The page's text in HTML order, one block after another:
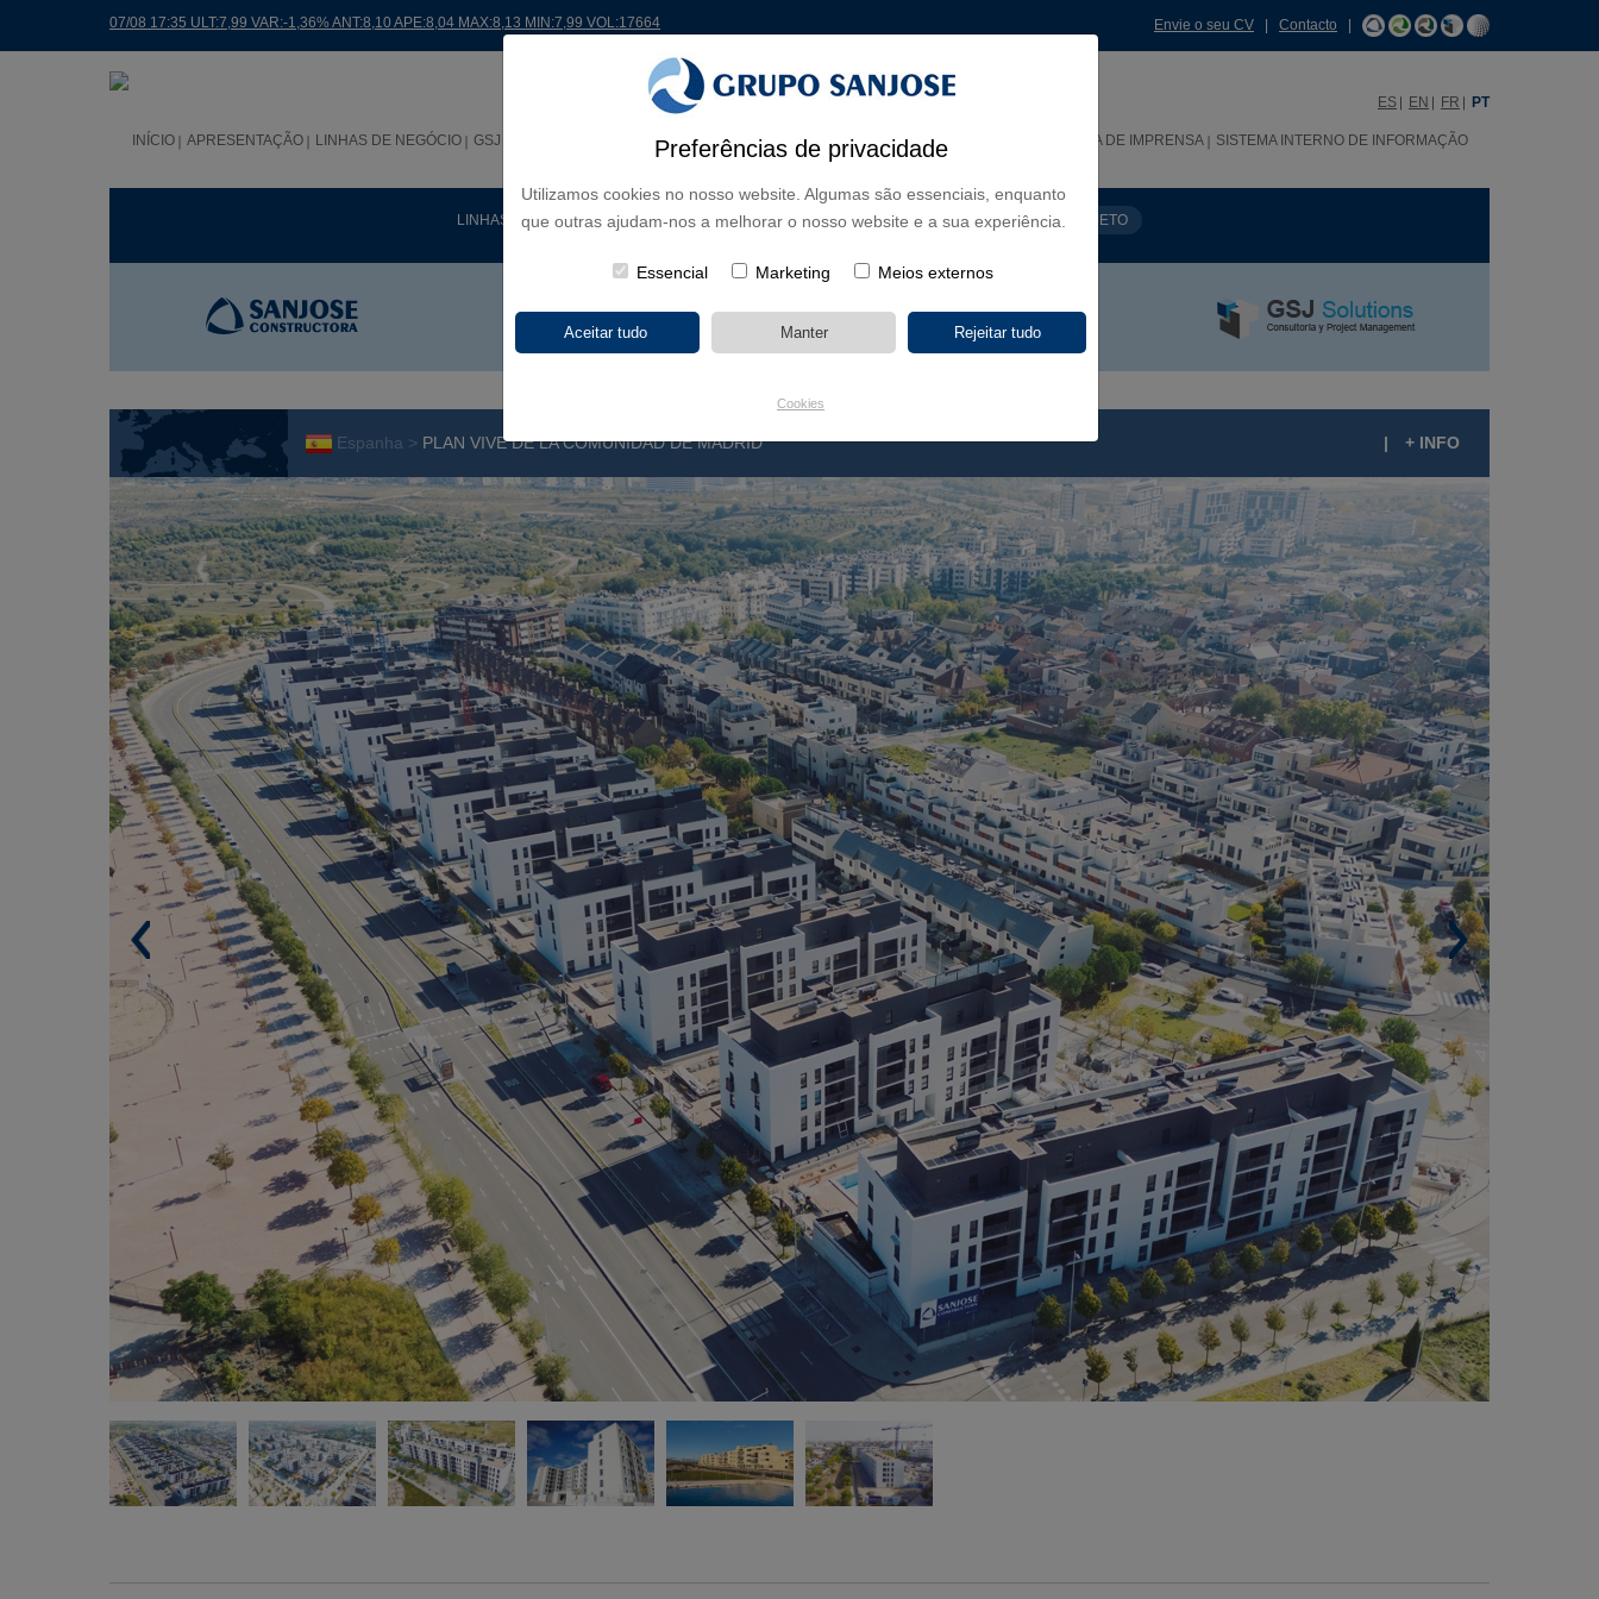
Preferências de privacidade
Utilizamos cookies no nosso website. Algumas são essenciais, enquanto
que outras ajudam-nos a melhorar o nosso website e a sua experiência.
Essencial Marketing Meios externos
Cookies
07/08 17:35 ULT:7,99 VAR:-1,36% ANT:8,10 APE:8,04 MAX:8,13 MIN:7,99 VOL:17664 Envie o seu CV Contacto
ES EN FR PT
INÍCIO APRESENTAÇÃO LINHAS DE NEGÓCIO GSJ NO MUNDO PROJETOS ACIONISTAS E INVESTIDORES INOVAÇÃO SALA DE IMPRENSA SISTEMA INTERNO DE INFORMAÇÃO
LINHAS DE NEGÓCIO CONTINENTES TIPOLOGIA DE OBRA NOME DO PROJETO
Espanha > PLAN VIVE DE LA COMUNIDAD DE MADRID | + INFO
PLAN VIVE DE LA COMUNIDAD DE MADRID
(ESPANHA)
> Área construída residencial. 626,266 m².
> Área urbanizada. 229,975 m².
> Empreendimentos. 30.
> Fogos. 5.026.
> Edifícios. 104.
> Lugares de estacionamento. 6.889.
> Arquitetos. Alberich-Rodríguez, GP-17, Cano e
Escario.
* Proyecto realizado bajo la Certificación
BREEAM®.